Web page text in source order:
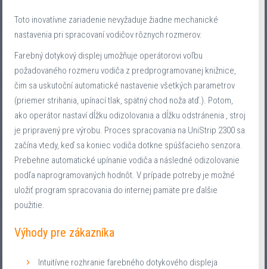
Toto inovatívne zariadenie nevyžaduje žiadne mechanické
nastavenia pri spracovaní vodičov rôznych rozmerov.
Farebný dotykový displej umožňuje operátorovi voľbu
požadovaného rozmeru vodiča z predprogramovanej knižnice,
čim sa uskutoční automatické nastavenie všetkých parametrov
(priemer strihania, upínací tlak, spätný chod noža atď.). Potom,
ako operátor nastaví dĺžku odizolovania a dĺžku odstránenia , stroj
je pripravený pre výrobu. Proces spracovania na UniStrip 2300 sa
začína vtedy, keď sa koniec vodiča dotkne spúšťacieho senzora.
Prebehne automatické upínanie vodiča a následné odizolovanie
podľa naprogramovaných hodnôt. V prípade potreby je možné
uložiť program spracovania do internej pamäte pre ďalšie
použitie.
Výhody pre zákazníka
Intuitívne rozhranie farebného dotykového displeja